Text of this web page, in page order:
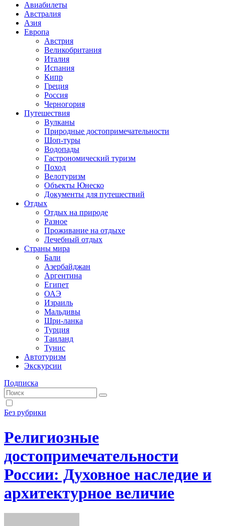
Авиабилеты
Австралия
Азия
Европа
Австрия
Великобритания
Италия
Испания
Кипр
Греция
Россия
Черногория
Путешествия
Вулканы
Природные достопримечательности
Шоп-туры
Водопады
Гастрономический туризм
Поход
Велотуризм
Объекты Юнеско
Документы для путешествий
Отдых
Отдых на природе
Разное
Проживание на отдыхе
Лечебный отдых
Страны мира
Бали
Азербайджан
Аргентина
Египет
ОАЭ
Израиль
Мальдивы
Шри-ланка
Турция
Таиланд
Тунис
Автотуризм
Экскурсии
Подписка
Без рубрики
Религиозные
достопримечательности
России: Духовное наследие и
архитектурное величие